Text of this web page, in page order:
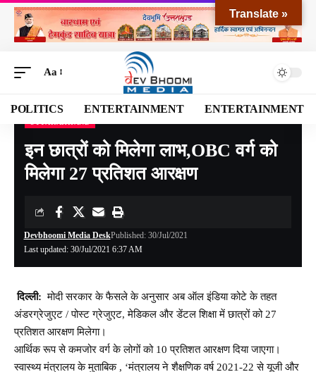
Aa
POLITICS ENTERTAINMENT ENTERTAINMENT
Devbhoomi Media>Blog>NATIONAL>UTTARAKHAND >इन छात्रों को मिलेगा लाभ,OBC वर्ग को मिलेगा 27 प्रतिशत आरक्षण
इन छात्रों को मिलेगा लाभ,OBC वर्ग को
मिलेगा 27 प्रतिशत आरक्षण
Last updated: 30/Jul/2021 6:37 AM
Devbhoomi Media DeskPublished: 30/Jul/2021
दिल्ली: मोदी सरकार के ​फैसले के अनुसार अब ऑल इंडिया कोटे के तहत
अंडरग्रेजुएट / पोस्ट ग्रेजुएट, मेडिकल और डेंटल शिक्षा में छात्रों को 27
प्रतिशत आरक्षण मिलेगा।
आर्थिक रूप से कमजोर वर्ग के लोगों को 10 प्रतिशत आरक्षण दिया जाएगा।
स्वास्थ्य मंत्रालय के मुताबिक , ‘मंत्रालय ने शैक्षणिक वर्ष 2021-22 से यूजी और
Translate »